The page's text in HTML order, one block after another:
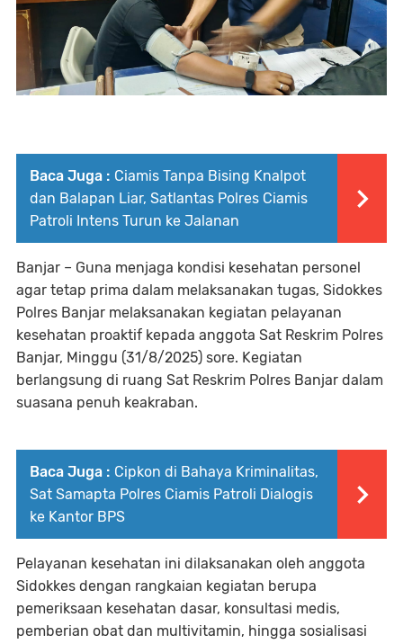
Baca Juga : Ciamis Tanpa Bising Knalpot
dan Balapan Liar, Satlantas Polres Ciamis
Patroli Intens Turun ke Jalanan
Banjar – Guna menjaga kondisi kesehatan personel
agar tetap prima dalam melaksanakan tugas, Sidokkes
Polres Banjar melaksanakan kegiatan pelayanan
kesehatan proaktif kepada anggota Sat Reskrim Polres
Banjar, Minggu (31/8/2025) sore. Kegiatan
berlangsung di ruang Sat Reskrim Polres Banjar dalam
suasana penuh keakraban.
Baca Juga : Cipkon di Bahaya Kriminalitas,
Sat Samapta Polres Ciamis Patroli Dialogis
ke Kantor BPS
Pelayanan kesehatan ini dilaksanakan oleh anggota
Sidokkes dengan rangkaian kegiatan berupa
pemeriksaan kesehatan dasar, konsultasi medis,
pemberian obat dan multivitamin, hingga sosialisasi